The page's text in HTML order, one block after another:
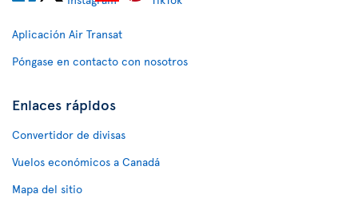
Aplicación Air Transat
Póngase en contacto con nosotros
Enlaces rápidos
Convertidor de divisas
Vuelos económicos a Canadá
Mapa del sitio